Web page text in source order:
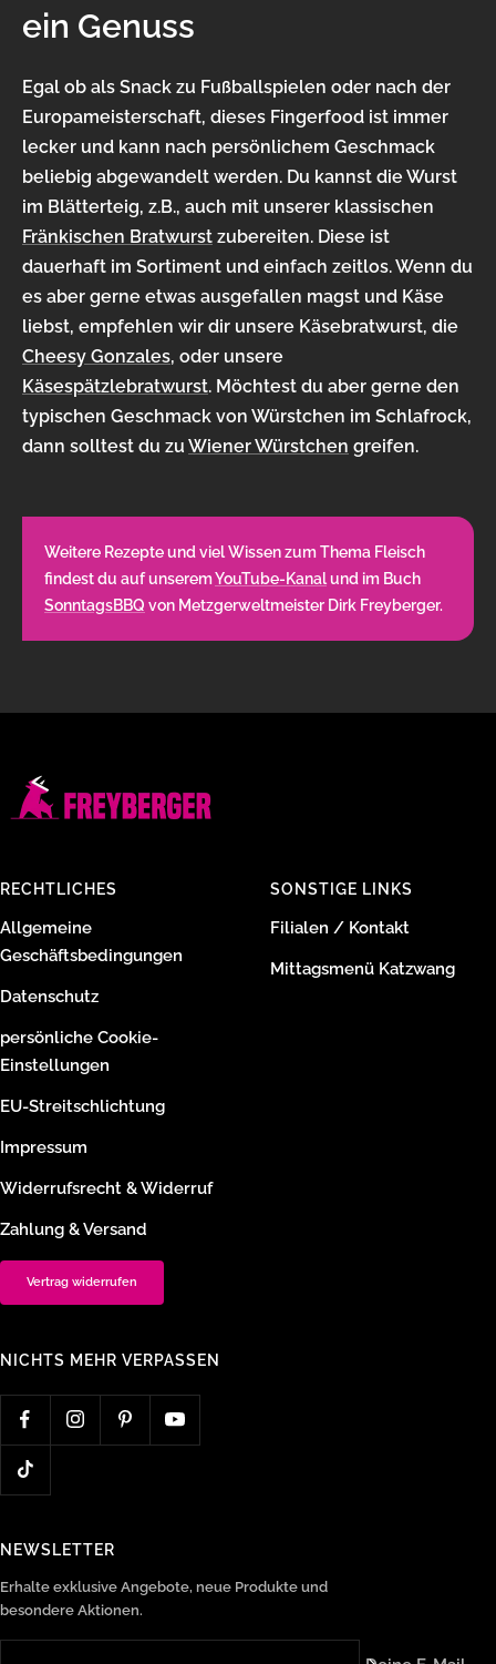
ein Genuss
Egal ob als Snack zu Fußballspielen oder nach der
Europameisterschaft, dieses Fingerfood ist immer
lecker und kann nach persönlichem Geschmack
beliebig abgewandelt werden. Du kannst die Wurst
im Blätterteig, z.B., auch mit unserer klassischen
Fränkischen Bratwurst zubereiten. Diese ist
dauerhaft im Sortiment und einfach zeitlos. Wenn du
es aber gerne etwas ausgefallen magst und Käse
liebst, empfehlen wir dir unsere Käsebratwurst, die
Cheesy Gonzales, oder unsere
Käsespätzlebratwurst. Möchtest du aber gerne den
typischen Geschmack von Würstchen im Schlafrock,
dann solltest du zu Wiener Würstchen greifen.
Weitere Rezepte und viel Wissen zum Thema Fleisch
findest du auf unseremYouTube-Kanalund im Buch
SonntagsBBQ von Metzgerweltmeister Dirk Freyberger.
RECHTLICHES
Allgemeine
Geschäftsbedingungen
Datenschutz
persönliche Cookie-
Einstellungen
EU-Streitschlichtung
Impressum
Widerrufsrecht & Widerruf
Zahlung & Versand
Vertrag widerrufen
SONSTIGE LINKS
Filialen / Kontakt
Mittagsmenü Katzwang
NICHTS MEHR VERPASSEN
NEWSLETTER
Erhalte exklusive Angebote, neue Produkte und
besondere Aktionen.